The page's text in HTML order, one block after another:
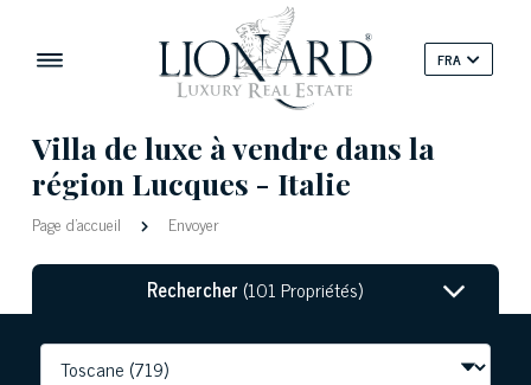
FRA
Villa de luxe à vendre dans la
région Lucques - Italie
Page d'accueil Envoyer
Rechercher (101 Propriétés)